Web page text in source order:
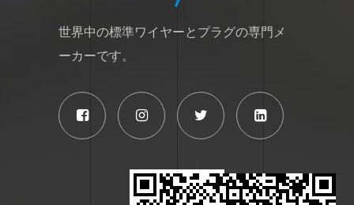
世界中の標準ワイヤーとプラグの専門メ
ーカーです。